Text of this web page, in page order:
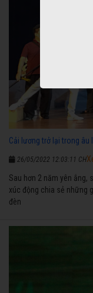
Cải lương trở lại trong âu
26/05/2022 12:03:11 CH
Sau hơn 2 năm yên ắng,
xúc động chia sẻ những
đèn